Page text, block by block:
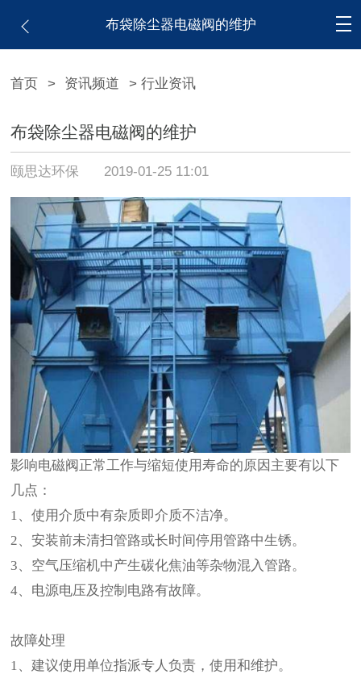
布袋除尘器电磁阀的维护
首页 > 资讯频道 > 行业资讯
布袋除尘器电磁阀的维护
颐思达环保 2019-01-25 11:01
影响电磁阀正常工作与缩短使用寿命的原因主要有以下
几点：
1、使用介质中有杂质即介质不洁净。
2、安装前未清扫管路或长时间停用管路中生锈。
3、空气压缩机中产生碳化焦油等杂物混入管路。
4、电源电压及控制电路有故障。
故障处理
1、建议使用单位指派专人负责，使用和维护。